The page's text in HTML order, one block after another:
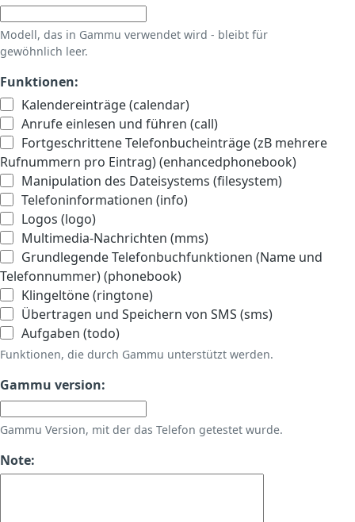
Modell, das in Gammu verwendet wird - bleibt für
gewöhnlich leer.
Funktionen:
Kalendereinträge (calendar)
Anrufe einlesen und führen (call)
Fortgeschrittene Telefonbucheinträge (zB mehrere
Rufnummern pro Eintrag) (enhancedphonebook)
Manipulation des Dateisystems (filesystem)
Telefoninformationen (info)
Logos (logo)
Multimedia-Nachrichten (mms)
Grundlegende Telefonbuchfunktionen (Name und
Telefonnummer) (phonebook)
Klingeltöne (ringtone)
Übertragen und Speichern von SMS (sms)
Aufgaben (todo)
Funktionen, die durch Gammu unterstützt werden.
Gammu version:
Gammu Version, mit der das Telefon getestet wurde.
Note: